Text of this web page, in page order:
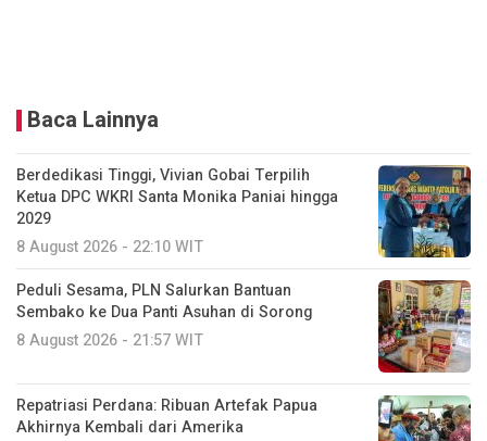
Baca Lainnya
Berdedikasi Tinggi, Vivian Gobai Terpilih
Ketua DPC WKRI Santa Monika Paniai hingga
2029
8 August 2026 - 22:10 WIT
Peduli Sesama, PLN Salurkan Bantuan
Sembako ke Dua Panti Asuhan di Sorong
8 August 2026 - 21:57 WIT
Repatriasi Perdana: Ribuan Artefak Papua
Akhirnya Kembali dari Amerika